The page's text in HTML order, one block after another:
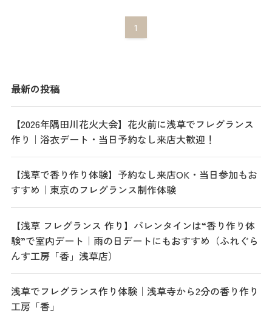
1
最新の投稿
【2026年隅田川花火大会】花火前に浅草でフレグランス
作り｜浴衣デート・当日予約なし来店大歓迎！
【浅草で香り作り体験】予約なし来店OK・当日参加もお
すすめ｜東京のフレグランス制作体験
【浅草 フレグランス 作り】バレンタインは“香り作り体
験”で室内デート｜雨の日デートにもおすすめ（ふれぐら
んす工房「香」浅草店）
浅草でフレグランス作り体験｜浅草寺から2分の香り作り
工房「香」